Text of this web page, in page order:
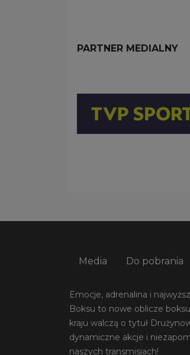
PARTNER MEDIALNY
Media Do pobrania
Emocje, adrenalina i
Boksu to nowe oblicze
kraju walczą o tytuł
dynamiczne akcje i
naszych transmisjach!